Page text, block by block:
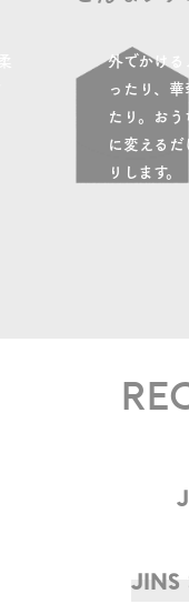
外でかける
ったり、
たり。おう
に変えるだ
りします。
J
JINS